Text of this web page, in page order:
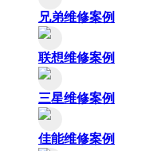
兄弟维修案例
联想维修案例
三星维修案例
佳能维修案例